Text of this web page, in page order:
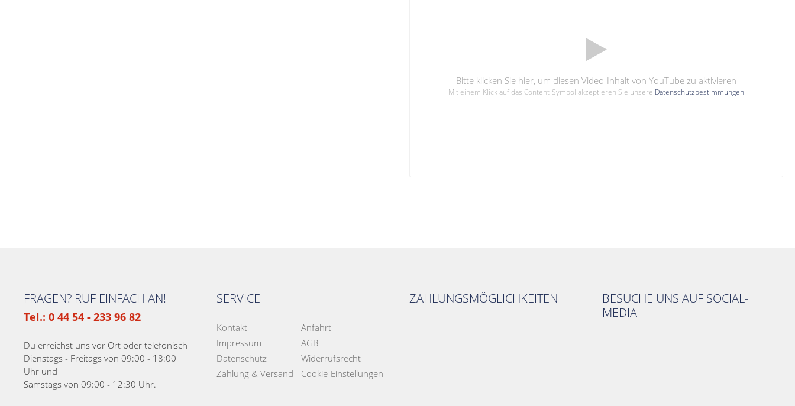
Bitte klicken Sie hier, um diesen Video-Inhalt von YouTube zu aktivieren
Mit einem Klick auf das Content-Symbol akzeptieren Sie unsere Datenschutzbestimmungen
FRAGEN? RUF EINFACH AN!
Tel.: 0 44 54 - 233 96 82
Du erreichst uns vor Ort oder telefonisch
Dienstags - Freitags von 09:00 - 18:00
Uhr und
Samstags von 09:00 - 12:30 Uhr.
SERVICE
Kontakt
Anfahrt
Impressum
AGB
Datenschutz
Widerrufsrecht
Zahlung & Versand
Cookie-Einstellungen
ZAHLUNGSMÖGLICHKEITEN
BESUCHE UNS AUF SOCIAL-
MEDIA